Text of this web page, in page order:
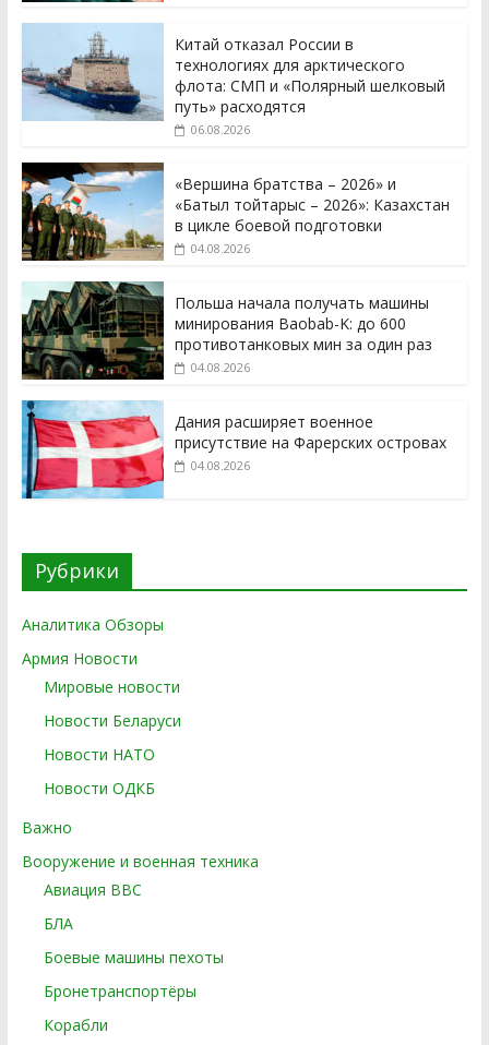
Китай отказал России в
технологиях для арктического
флота: СМП и «Полярный шелковый
путь» расходятся
06.08.2026
«Вершина братства – 2026» и
«Батыл тойтарыс – 2026»: Казахстан
в цикле боевой подготовки
04.08.2026
Польша начала получать машины
минирования Baobab-K: до 600
противотанковых мин за один раз
04.08.2026
Дания расширяет военное
присутствие на Фарерских островах
04.08.2026
Рубрики
Аналитика Обзоры
Армия Новости
Мировые новости
Новости Беларуси
Новости НАТО
Новости ОДКБ
Важно
Вооружение и военная техника
Авиация ВВС
БЛА
Боевые машины пехоты
Бронетранспортёры
Корабли